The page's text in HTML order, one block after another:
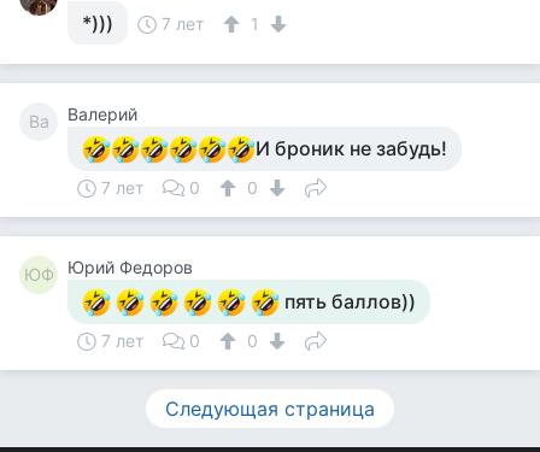
*))) 7 лет 1
Ва Валерий
И броник не забудь!
7 лет 0 0
ЮФ Юрий Федоров
пять баллов))
7 лет 0 0
Следующая страница